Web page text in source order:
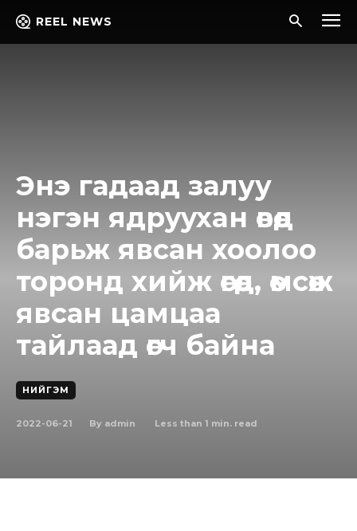
REEL NEWS
Энэ гадаад залуу
нэгэн ядрyyxaн өвөөд
барьж явсан хоолоо
торонд хийж өгөөд, өмсөж
явсан цамцаа
тайлаад өгч байна
НИЙГЭМ
2022-06-21 By admin Less than 1 min. read